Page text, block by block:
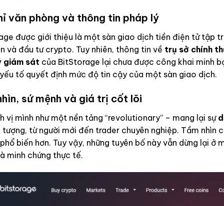
văn phòng và thông tin pháp lý
được giới thiệu là một sàn giao dịch tiền điện tử tập
và đầu tư crypto. Tuy nhiên, thông tin về trụ sở chính
giám sát của BitStorage lại chưa được công khai minh
tố quyết định mức độ tin cậy của một sàn giao dịch.
sứ mệnh và giá trị cốt lõi
vị mình như một nền tảng “revolutionary” – mang lại sự
từ người mới đến trader chuyên nghiệp. Tầm nhìn
biến hơn. Tuy vậy, những tuyên bố này vẫn dừng lại ở
minh chứng thực tế.